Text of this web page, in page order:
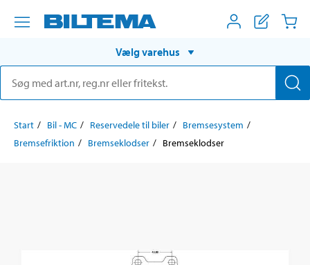
Vælg varehus
Start Bil - MC Reservedele til biler
Bremsesystem
Bremsefriktion
Bremseklodser Bremseklodser